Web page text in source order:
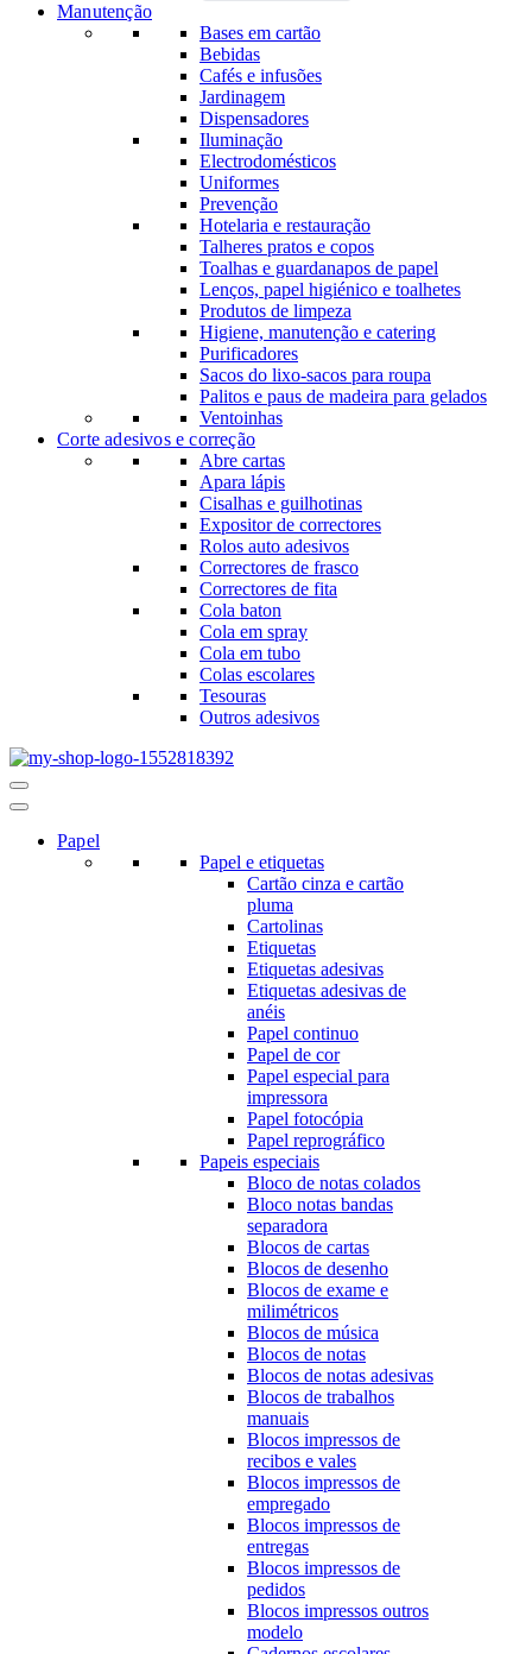
Manutenção
Bases em cartão
Bebidas
Cafés e infusões
Jardinagem
Dispensadores
Iluminação
Electrodomésticos
Uniformes
Prevenção
Hotelaria e restauração
Talheres pratos e copos
Toalhas e guardanapos de papel
Lenços, papel higiénico e toalhetes
Produtos de limpeza
Higiene, manutenção e catering
Purificadores
Sacos do lixo-sacos para roupa
Palitos e paus de madeira para gelados
Ventoinhas
Corte adesivos e correção
Abre cartas
Apara lápis
Cisalhas e guilhotinas
Expositor de correctores
Rolos auto adesivos
Correctores de frasco
Correctores de fita
Cola baton
Cola em spray
Cola em tubo
Colas escolares
Tesouras
Outros adesivos
Menu
de
Papel
Papel e etiquetas
Cartão cinza e cartão
pluma
Cartolinas
Etiquetas
Etiquetas adesivas
Etiquetas adesivas de
anéis
Papel continuo
Papel de cor
Papel especial para
impressora
Papel fotocópia
Papel reprográfico
Papeis especiais
Bloco de notas colados
Bloco notas bandas
separadora
Blocos de cartas
Blocos de desenho
Blocos de exame e
milimétricos
Blocos de música
Blocos de notas
Blocos de notas adesivas
Blocos de trabalhos
manuais
Blocos impressos de
recibos e vales
Blocos impressos de
empregado
Blocos impressos de
entregas
Blocos impressos de
pedidos
Blocos impressos outros
modelo